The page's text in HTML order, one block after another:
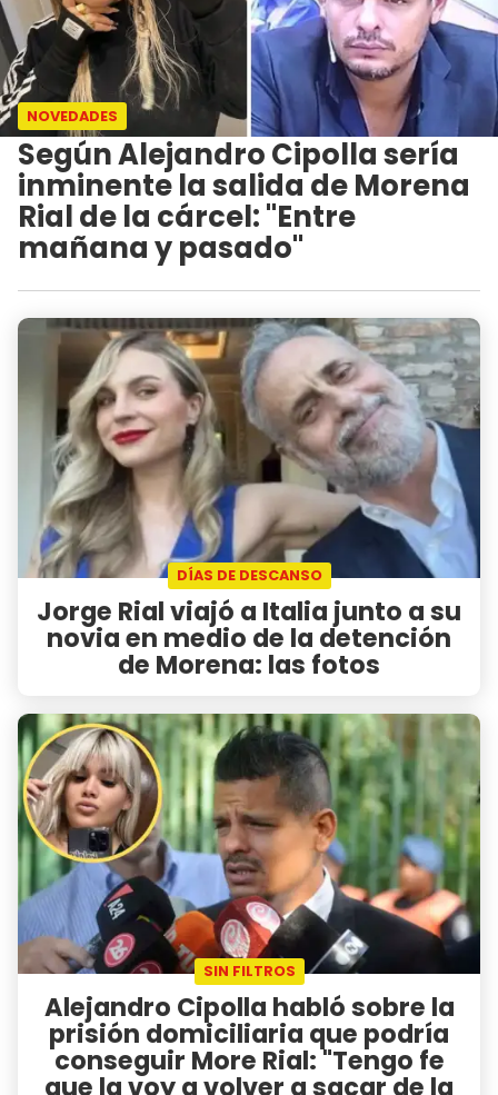
NOVEDADES
Según Alejandro Cipolla sería
inminente la salida de Morena
Rial de la cárcel: "Entre
mañana y pasado"
DÍAS DE DESCANSO
Jorge Rial viajó a Italia junto a su
novia en medio de la detención
de Morena: las fotos
SIN FILTROS
Alejandro Cipolla habló sobre la
prisión domiciliaria que podría
conseguir More Rial: "Tengo fe
que la voy a volver a sacar de la